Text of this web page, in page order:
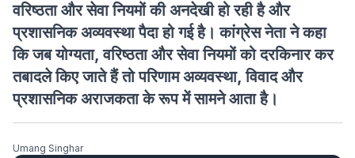
वरिष्ठता और सेवा नियमों की अनदेखी हो रही है और
प्रशासनिक अव्यवस्था पैदा हो गई है। कांग्रेस नेता ने कहा
कि जब योग्यता, वरिष्ठता और सेवा नियमों को दरकिनार कर
तबादले किए जाते हैं तो परिणाम अव्यवस्था, विवाद और
प्रशासनिक अराजकता के रूप में सामने आता है।
Umang Singhar